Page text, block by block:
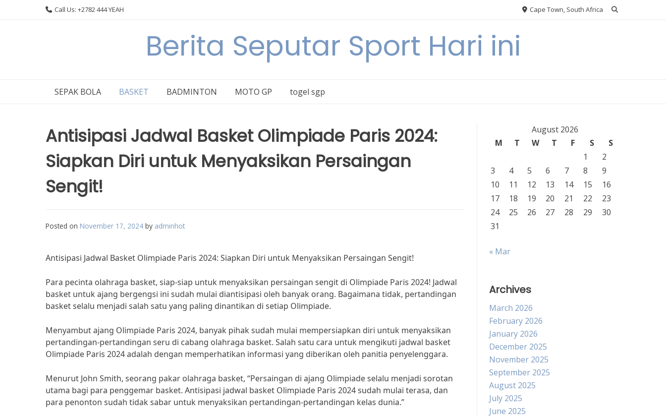
Call Us: +2782 444 YEAH Cape Town, South Africa
Berita Seputar Sport Hari ini
SEPAK BOLA BASKET BADMINTON MOTO GP togel sgp
Antisipasi Jadwal Basket Olimpiade Paris 2024:
Siapkan Diri untuk Menyaksikan Persaingan
Sengit!
Posted on November 17, 2024 by adminhot
Antisipasi Jadwal Basket Olimpiade Paris 2024: Siapkan Diri untuk Menyaksikan Persaingan Sengit!
Para pecinta olahraga basket, siap-siap untuk menyaksikan persaingan sengit di Olimpiade Paris 2024! Jadwal
basket untuk ajang bergengsi ini sudah mulai diantisipasi oleh banyak orang. Bagaimana tidak, pertandingan
basket selalu menjadi salah satu yang paling dinantikan di setiap Olimpiade.
Menyambut ajang Olimpiade Paris 2024, banyak pihak sudah mulai mempersiapkan diri untuk menyaksikan
pertandingan-pertandingan seru di cabang olahraga basket. Salah satu cara untuk mengikuti jadwal basket
Olimpiade Paris 2024 adalah dengan memperhatikan informasi yang diberikan oleh panitia penyelenggara.
Menurut John Smith, seorang pakar olahraga basket, “Persaingan di ajang Olimpiade selalu menjadi sorotan
utama bagi para penggemar basket. Antisipasi jadwal basket Olimpiade Paris 2024 sudah mulai terasa, dan
para penonton sudah tidak sabar untuk menyaksikan pertandingan-pertandingan kelas dunia.”
August 2026
M
T W T F S
S
1
2
3
4 5 6 7 8
9
10
11 12 13 14 15
16
17
18 19 20 21 22
23
24
25 26 27 28 29
30
31
« Mar
Archives
March 2026
February 2026
January 2026
December 2025
November 2025
September 2025
August 2025
July 2025
June 2025